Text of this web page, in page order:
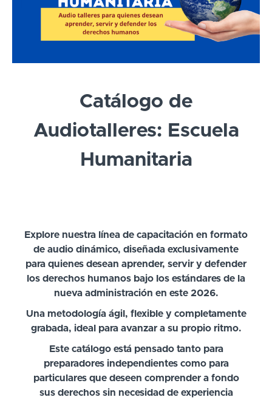
Catálogo de
Audiotalleres: Escuela
Humanitaria
Explore nuestra línea de capacitación en formato
de audio dinámico, diseñada exclusivamente
para quienes desean aprender, servir y defender
los derechos humanos bajo los estándares de la
nueva administración en este 2026.
Una metodología ágil, flexible y completamente
grabada, ideal para avanzar a su propio ritmo.
Este catálogo está pensado tanto para
preparadores independientes como para
particulares que deseen comprender a fondo
sus derechos sin necesidad de experiencia